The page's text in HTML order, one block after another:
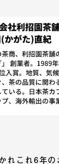
れこれ6年